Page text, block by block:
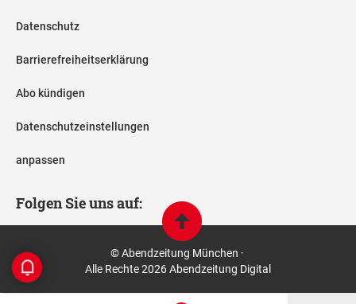
Datenschutz
Barrierefreiheitserklärung
Abo kündigen
Datenschutzeinstellungen
anpassen
Folgen Sie uns auf:
© Abendzeitung München ·
Alle Rechte 2026 Abendzeitung Digital